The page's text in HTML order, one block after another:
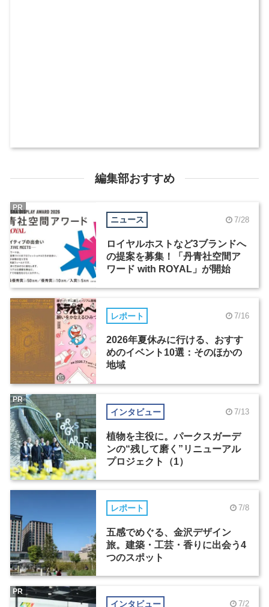
編集部おすすめ
ニュース 7/28
ロイヤルホストなど3ブランドへ
の提案を募集！「丹青社空間ア
ワード with ROYAL」が開始
PR
レポート 7/16
2026年夏休みに行ける、おすす
めのイベント10選：そのほかの
地域
インタビュー 7/13
植物を主役に。パークスガーデ
ンの“残して磨く”リニューアル
プロジェクト（1）
PR
レポート 7/8
五感でめぐる、金沢デザイン
旅。建築・工芸・香りに出会う4
つのスポット
インタビュー 7/2
PR